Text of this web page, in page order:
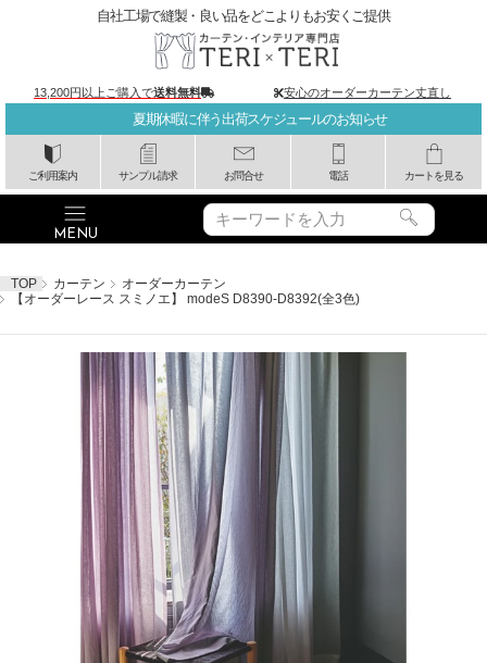
夏期休暇に伴う出荷スケジュールのお知らせ
ご利用案内 サンプル請求 お問合せ 電話 カートを見る
自社工場で縫製・良い品をどこよりもお安くご提供
13,200円以上ご購入で送料無料 安心のオーダーカーテン丈直し
TOP カーテン
オーダーカーテン
【オーダーレース スミノエ】 modeS D8390-D8392(全3色)